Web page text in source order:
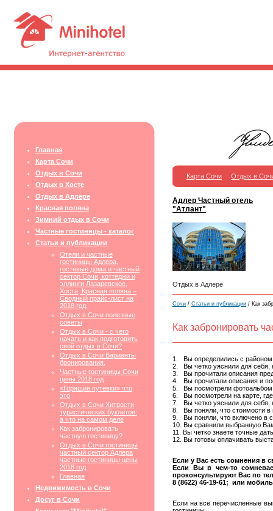
Главная
Карта Сочи
Отдых в Сочи
Отдых в Хосте
Отдых в Адлере
Красная поляна
Зимний отдых в Сочи
Частные гостиницы - каталог
Статьи и публикации
Отели и частные
гостиницы Адлера,
гостевые дома и частный
сектор Сочи, коттеджи и
эллинги Лазаревское,
Хоста, Красная поляна –
Сводный прайс-лист на
2018 год.
Отдых в Сочи полезные
советы
Отдых в Сочи - с чего
начать и как подготовить
свой отдых в Сочи?
Отдых в Сочи Варианты
бронирования.
Частные гостиницы Сочи
цены 2018 год
«Горящие путевки» что
это
Отдых в Сочи Хитрости
туристических буклетов:
а что на самом деле
Как забронировать
частную гостиницу?
Отдых в Сочи гостиницы
частный сектор Адлера
частные гостиницы цены
2018 год
Главная
Недвижимость в Сочи
Досуг в Сочи
Карта Сочи Отдых в
Адлер Частный отель
"Атлант"
Отдых в Адлере
Сочи / Статьи и публикации / Как
Как забронировать
1. Вы определились с районом
2. Вы четко уяснили для себя,
3. Вы прочитали описания
4. Вы прочитали описания и
5. Вы посмотрели фотоальбом
6. Вы посмотрели на карте,
7. Вы четко уяснили для себя,
8. Вы поняли, что стоимости в
9. Вы поняли, что включено в
10. Вы сравнили выбранную
11. Вы четко знаете точные
12. Вы готовы оплачивать
Если у Вас есть сомнения в
Если Вы в чем-то
проконсультируют Вас по
8 (8622) 46-19-61; или
Если на все перечисленные